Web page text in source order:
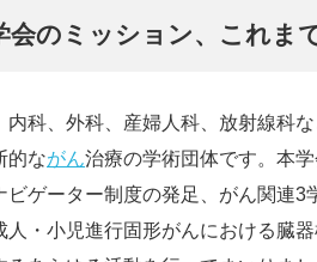
会のミッション、これま
内科、外科、産婦人科、放射線科
的ながん治療の学術団体です。本
ビゲーター制度の発足、がん関連
人・小児進行固形がんにおける臓